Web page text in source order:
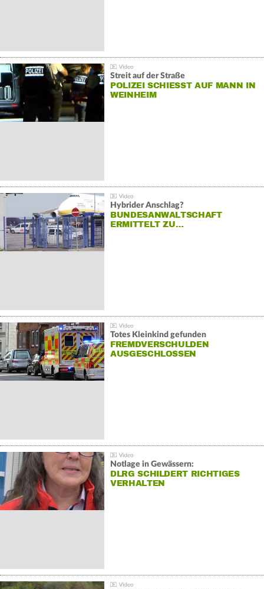
Streit auf der Straße
POLIZEI SCHIESST AUF MANN IN W
EINHEIM
Hybrider Anschlag?
BUNDESANWALTSCHAFT
ERMITTELT ZU…
Totes Kleinkind gefunden
FREMDVERSCHULDEN
AUSGESCHLOSSEN
Notlage in Gewässern:
DLRG SCHILDERT RICHTIGES
VERHALTEN